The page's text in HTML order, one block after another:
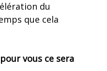
du
que cela
vous ce sera